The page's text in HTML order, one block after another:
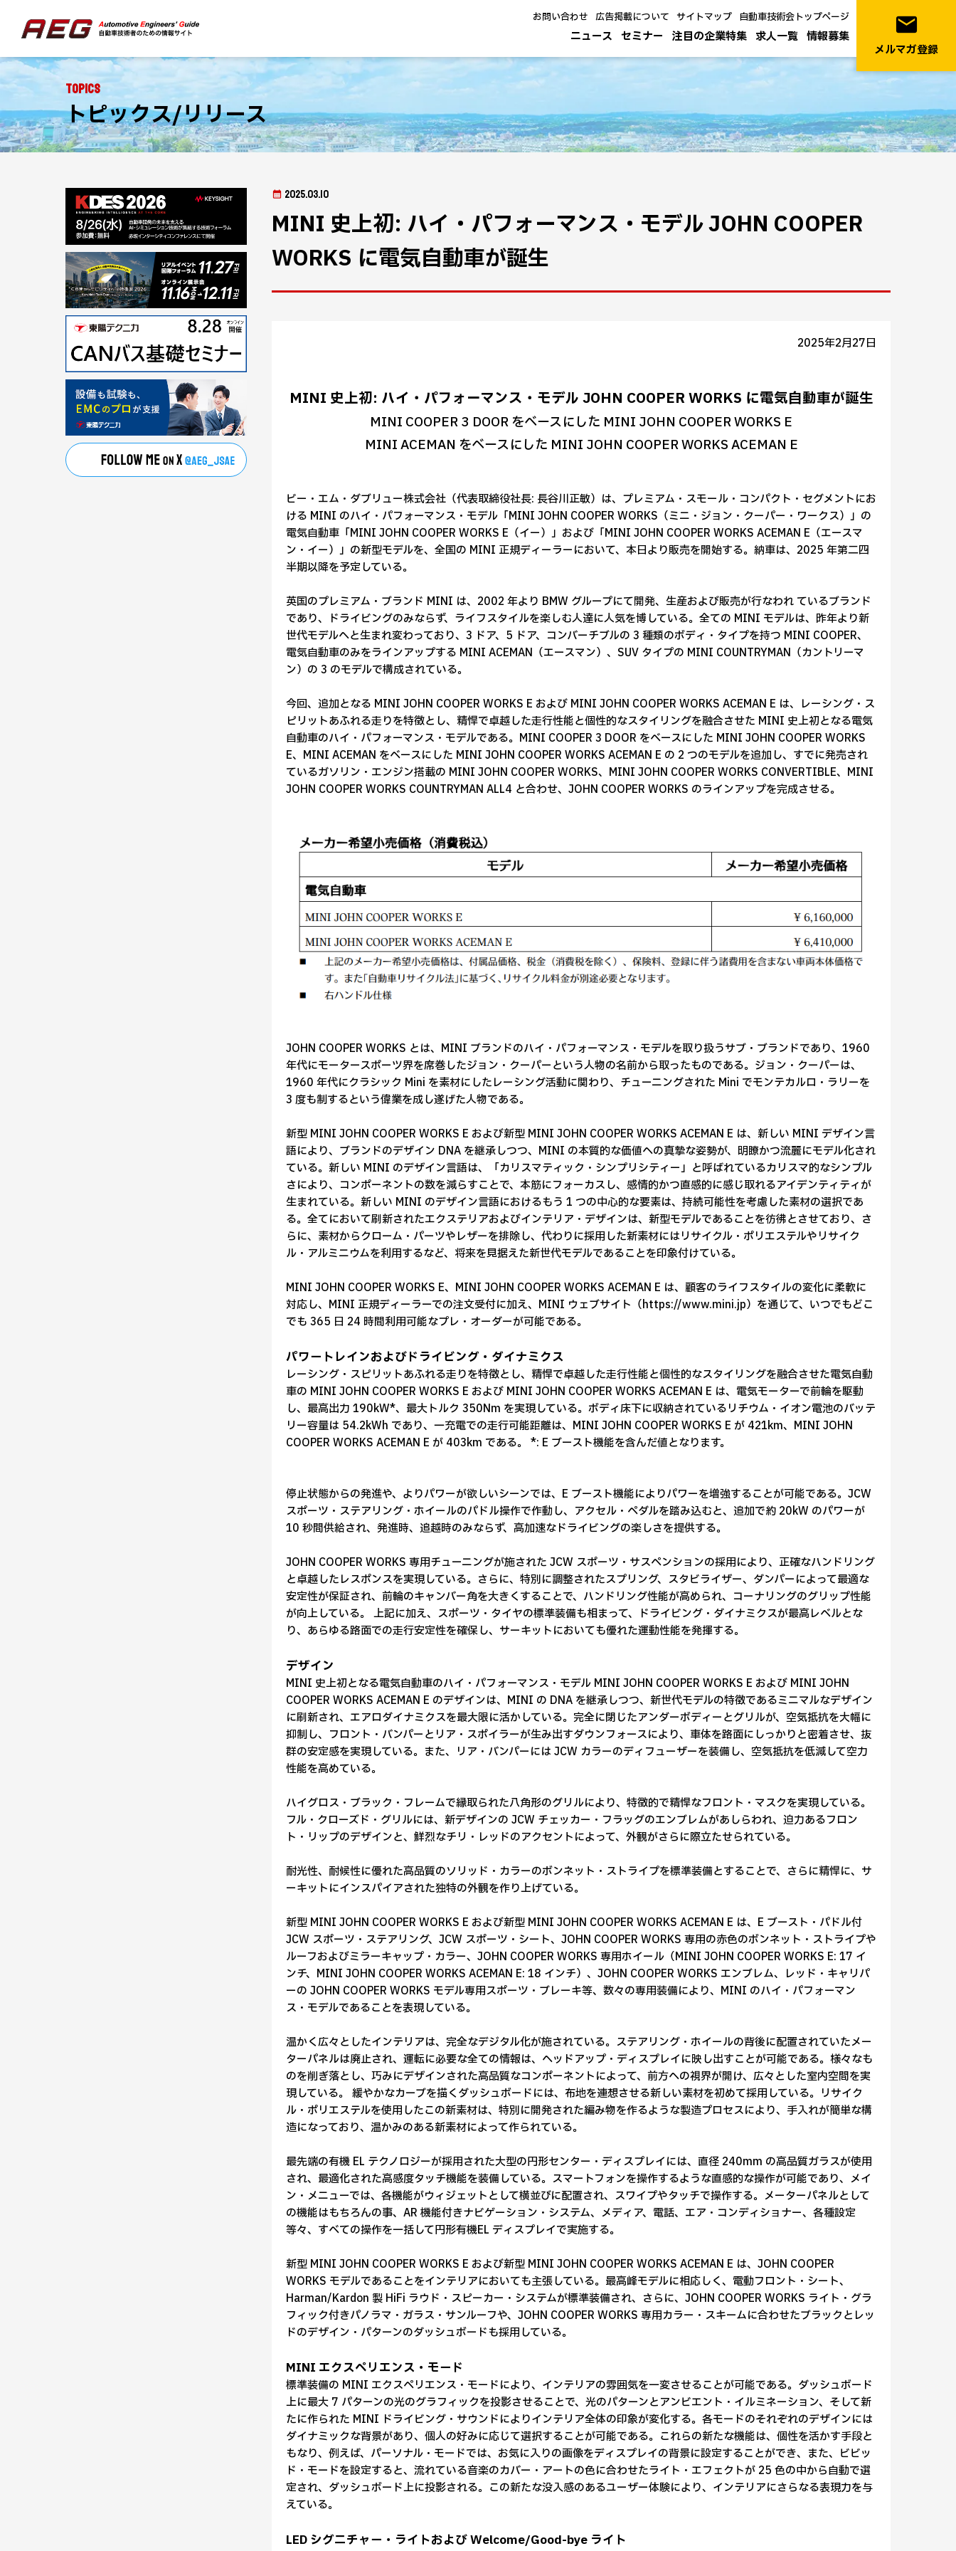
ニュース セミナー 注目の企業特集 求人一覧 情報募集
お問い合わせ 広告掲載について サイトマップ 自動車技術会トップページ email
メルマガ登録
Topics
トピックス/リリース
2025.03.10
MINI 史上初: ハイ・パフォーマンス・モデル JOHN COOPER
WORKS に電気自動車が誕生
2025年2月27日
MINI 史上初: ハイ・パフォーマンス・モデル JOHN COOPER WORKS に電気自動車が誕生
MINI COOPER 3 DOOR をベースにした MINI JOHN COOPER WORKS E
MINI ACEMAN をベースにした MINI JOHN COOPER WORKS ACEMAN E
ビー・エム・ダブリュー株式会社（代表取締役社長: 長谷川正敏）は、プレミアム・スモール・コンパクト・セグメントにお
ける MINI のハイ・パフォーマンス・モデル「MINI JOHN COOPER WORKS（ミニ・ジョン・クーパー・ワークス）」の
電気自動車「MINI JOHN COOPER WORKS E（イー）」および「MINI JOHN COOPER WORKS ACEMAN E（エースマ
ン・イー）」の新型モデルを、全国の MINI 正規ディーラーにおいて、本日より販売を開始する。納車は、2025 年第二四
半期以降を予定している。
英国のプレミアム・ブランド MINI は、2002 年より BMW グループにて開発、生産および販売が行なわれ ているブランド
であり、ドライビングのみならず、ライフスタイルを楽しむ人達に人気を博している。全ての MINI モデルは、昨年より新
世代モデルへと生まれ変わっており、3 ドア、5 ドア、コンバーチブルの 3 種類のボディ・タイプを持つ MINI COOPER、
電気自動車のみをラインアップする MINI ACEMAN（エースマン）、SUV タイプの MINI COUNTRYMAN（カントリーマ
ン）の 3 のモデルで構成されている。
今回、追加となる MINI JOHN COOPER WORKS E および MINI JOHN COOPER WORKS ACEMAN E は、レーシング・ス
ピリットあふれる走りを特徴とし、精悍で卓越した走行性能と個性的なスタイリングを融合させた MINI 史上初となる電気
自動車のハイ・パフォーマンス・モデルである。MINI COOPER 3 DOOR をベースにした MINI JOHN COOPER WORKS
E、MINI ACEMAN をベースにした MINI JOHN COOPER WORKS ACEMAN E の 2 つのモデルを追加し、すでに発売され
ているガソリン・エンジン搭載の MINI JOHN COOPER WORKS、MINI JOHN COOPER WORKS CONVERTIBLE、MINI
JOHN COOPER WORKS COUNTRYMAN ALL4 と合わせ、JOHN COOPER WORKS のラインアップを完成させる。
JOHN COOPER WORKS とは、MINI ブランドのハイ・パフォーマンス・モデルを取り扱うサブ・ブランドであり、1960
年代にモータースポーツ界を席巻したジョン・クーパーという人物の名前から取ったものである。ジョン・クーパーは、
1960 年代にクラシック Mini を素材にしたレーシング活動に関わり、チューニングされた Mini でモンテカルロ・ラリーを
3 度も制するという偉業を成し遂げた人物である。
新型 MINI JOHN COOPER WORKS E および新型 MINI JOHN COOPER WORKS ACEMAN E は、新しい MINI デザイン言
語により、ブランドのデザイン DNA を継承しつつ、MINI の本質的な価値への真摯な姿勢が、明瞭かつ流麗にモデル化され
ている。新しい MINI のデザイン言語は、「カリスマティック・シンプリシティー」と呼ばれているカリスマ的なシンプル
さにより、コンポーネントの数を減らすことで、本筋にフォーカスし、感情的かつ直感的に感じ取れるアイデンティティが
生まれている。新しい MINI のデザイン言語におけるもう 1 つの中心的な要素は、持続可能性を考慮した素材の選択であ
る。全てにおいて刷新されたエクステリアおよびインテリア・デザインは、新型モデルであることを彷彿とさせており、さ
らに、素材からクローム・パーツやレザーを排除し、代わりに採用した新素材にはリサイクル・ポリエステルやリサイク
ル・アルミニウムを利用するなど、将来を見据えた新世代モデルであることを印象付けている。
MINI JOHN COOPER WORKS E、MINI JOHN COOPER WORKS ACEMAN E は、顧客のライフスタイルの変化に柔軟に
対応し、MINI 正規ディーラーでの注文受付に加え、MINI ウェブサイト（https://www.mini.jp）を通じて、いつでもどこ
でも 365 日 24 時間利用可能なプレ・オーダーが可能である。
パワートレインおよびドライビング・ダイナミクス
レーシング・スピリットあふれる走りを特徴とし、精悍で卓越した走行性能と個性的なスタイリングを融合させた電気自動
車の MINI JOHN COOPER WORKS E および MINI JOHN COOPER WORKS ACEMAN E は、電気モーターで前輪を駆動
し、最高出力 190kW*、最大トルク 350Nm を実現している。ボディ床下に収納されているリチウム・イオン電池のバッテ
リー容量は 54.2kWh であり、一充電での走行可能距離は、MINI JOHN COOPER WORKS E が 421km、MINI JOHN
COOPER WORKS ACEMAN E が 403km である。 *: E ブースト機能を含んだ値となります。
停止状態からの発進や、よりパワーが欲しいシーンでは、E ブースト機能によりパワーを増強することが可能である。JCW
スポーツ・ステアリング・ホイールのパドル操作で作動し、アクセル・ペダルを踏み込むと、追加で約 20kW のパワーが
10 秒間供給され、発進時、追越時のみならず、高加速なドライビングの楽しさを提供する。
JOHN COOPER WORKS 専用チューニングが施された JCW スポーツ・サスペンションの採用により、正確なハンドリング
と卓越したレスポンスを実現している。さらに、特別に調整されたスプリング、スタビライザー、ダンパーによって最適な
安定性が保証され、前輪のキャンバー角を大きくすることで、ハンドリング性能が高められ、コーナリングのグリップ性能
が向上している。 上記に加え、スポーツ・タイヤの標準装備も相まって、ドライビング・ダイナミクスが最高レベルとな
り、あらゆる路面での走行安定性を確保し、サーキットにおいても優れた運動性能を発揮する。
デザイン
MINI 史上初となる電気自動車のハイ・パフォーマンス・モデル MINI JOHN COOPER WORKS E および MINI JOHN
COOPER WORKS ACEMAN E のデザインは、MINI の DNA を継承しつつ、新世代モデルの特徴であるミニマルなデザイン
に刷新され、エアロダイナミクスを最大限に活かしている。完全に閉じたアンダーボディーとグリルが、空気抵抗を大幅に
抑制し、フロント・バンパーとリア・スポイラーが生み出すダウンフォースにより、車体を路面にしっかりと密着させ、抜
群の安定感を実現している。また、リア・バンパーには JCW カラーのディフューザーを装備し、空気抵抗を低減して空力
性能を高めている。
ハイグロス・ブラック・フレームで縁取られた八角形のグリルにより、特徴的で精悍なフロント・マスクを実現している。
フル・クローズド・グリルには、新デザインの JCW チェッカー・フラッグのエンブレムがあしらわれ、迫力あるフロン
ト・リップのデザインと、鮮烈なチリ・レッドのアクセントによって、外観がさらに際立たせられている。
耐光性、耐候性に優れた高品質のソリッド・カラーのボンネット・ストライプを標準装備とすることで、さらに精悍に、サ
ーキットにインスパイアされた独特の外観を作り上げている。
新型 MINI JOHN COOPER WORKS E および新型 MINI JOHN COOPER WORKS ACEMAN E は、E ブースト・パドル付
JCW スポーツ・ステアリング、JCW スポーツ・シート、JOHN COOPER WORKS 専用の赤色のボンネット・ストライプや
ルーフおよびミラーキャップ・カラー、JOHN COOPER WORKS 専用ホイール（MINI JOHN COOPER WORKS E: 17 イ
ンチ、MINI JOHN COOPER WORKS ACEMAN E: 18 インチ）、JOHN COOPER WORKS エンブレム、レッド・キャリパ
ーの JOHN COOPER WORKS モデル専用スポーツ・ブレーキ等、数々の専用装備により、MINI のハイ・パフォーマン
ス・モデルであることを表現している。
温かく広々としたインテリアは、完全なデジタル化が施されている。ステアリング・ホイールの背後に配置されていたメー
ターパネルは廃止され、運転に必要な全ての情報は、ヘッドアップ・ディスプレイに映し出すことが可能である。様々なも
のを削ぎ落とし、巧みにデザインされた高品質なコンポーネントによって、前方への視界が開け、広々とした室内空間を実
現している。 緩やかなカーブを描くダッシュボードには、布地を連想させる新しい素材を初めて採用している。リサイク
ル・ポリエステルを使用したこの新素材は、特別に開発された編み物を作るような製造プロセスにより、手入れが簡単な構
造になっており、温かみのある新素材によって作られている。
最先端の有機 EL テクノロジーが採用された大型の円形センター・ディスプレイには、直径 240mm の高品質ガラスが使用
され、最適化された高感度タッチ機能を装備している。スマートフォンを操作するような直感的な操作が可能であり、メイ
ン・メニューでは、各機能がウィジェットとして横並びに配置され、スワイプやタッチで操作する。メーターパネルとして
の機能はもちろんの事、AR 機能付きナビゲーション・システム、メディア、電話、エア・コンディショナー、各種設定
等々、すべての操作を一括して円形有機EL ディスプレイで実施する。
新型 MINI JOHN COOPER WORKS E および新型 MINI JOHN COOPER WORKS ACEMAN E は、JOHN COOPER
WORKS モデルであることをインテリアにおいても主張している。最高峰モデルに相応しく、電動フロント・シート、
Harman/Kardon 製 HiFi ラウド・スピーカー・システムが標準装備され、さらに、JOHN COOPER WORKS ライト・グラ
フィック付きパノラマ・ガラス・サンルーフや、JOHN COOPER WORKS 専用カラー・スキームに合わせたブラックとレッ
ドのデザイン・パターンのダッシュボードも採用している。
MINI エクスペリエンス・モード
標準装備の MINI エクスペリエンス・モードにより、インテリアの雰囲気を一変させることが可能である。ダッシュボード
上に最大 7 パターンの光のグラフィックを投影させることで、光のパターンとアンビエント・イルミネーション、そして新
たに作られた MINI ドライビング・サウンドによりインテリア全体の印象が変化する。各モードのそれぞれのデザインには
ダイナミックな背景があり、個人の好みに応じて選択することが可能である。これらの新たな機能は、個性を活かす手段と
もなり、例えば、パーソナル・モードでは、お気に入りの画像をディスプレイの背景に設定することができ、また、ビビッ
ド・モードを設定すると、流れている音楽のカバー・アートの色に合わせたライト・エフェクトが 25 色の中から自動で選
定され、ダッシュボード上に投影される。この新たな没入感のあるユーザー体験により、インテリアにさらなる表現力を与
えている。
LED シグニチャー・ライトおよび Welcome/Good-bye ライト